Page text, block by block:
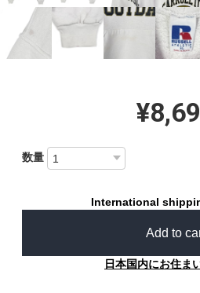
数量
International
Add to
日本国内にお住ま